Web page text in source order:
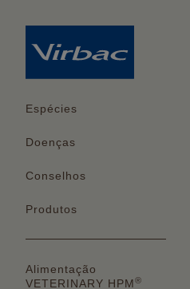
Espécies
Doenças
Conselhos
Produtos
Alimentação
VETERINARY HPM®